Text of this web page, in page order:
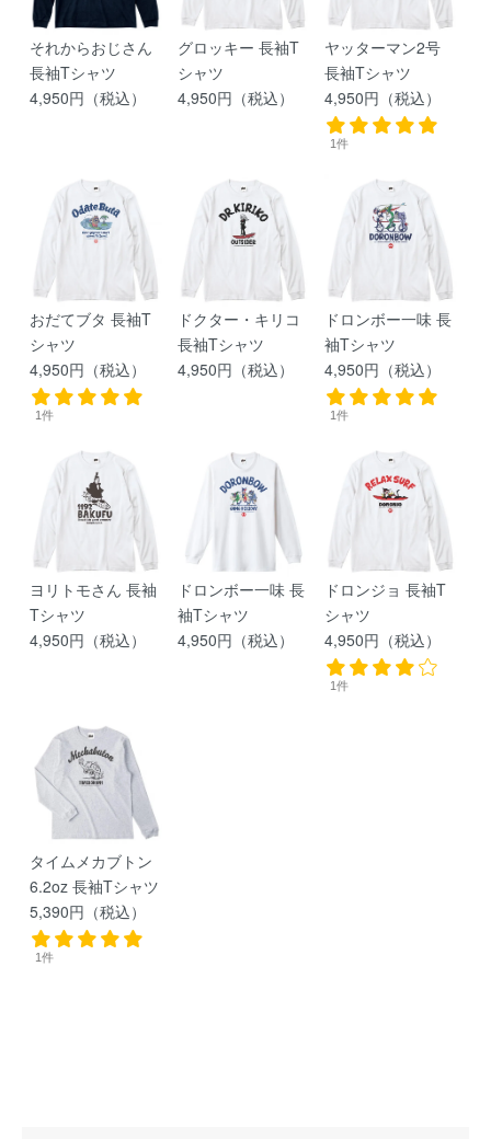
それからおじさん
長袖Tシャツ
4,950円（税込）
グロッキー 長袖T
シャツ
4,950円（税込）
ヤッターマン2号
長袖Tシャツ
4,950円（税込）
1件
おだてブタ 長袖T
シャツ
4,950円（税込）
1件
ドクター・キリコ
長袖Tシャツ
4,950円（税込）
ドロンボー一味 長
袖Tシャツ
4,950円（税込）
1件
ヨリトモさん 長袖
Tシャツ
4,950円（税込）
ドロンボー一味 長
袖Tシャツ
4,950円（税込）
ドロンジョ 長袖T
シャツ
4,950円（税込）
1件
タイムメカブトン
6.2oz 長袖Tシャツ
5,390円（税込）
1件